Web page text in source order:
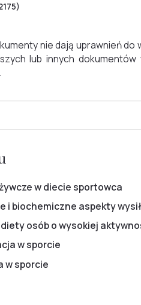
nie dają uprawnień do
lub innych dokumentów
w diecie sportowca
i biochemiczne aspekty
diety osób o wysokiej
w sporcie
w sporcie